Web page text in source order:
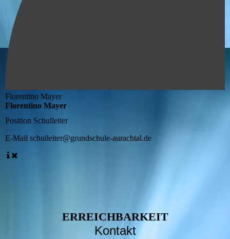
Florentino Mayer
Florentino Mayer
Position Schulleiter
E-Mail schulleiter@grundschule-aurachtal.de
ERREICHBARKEIT
Kontakt